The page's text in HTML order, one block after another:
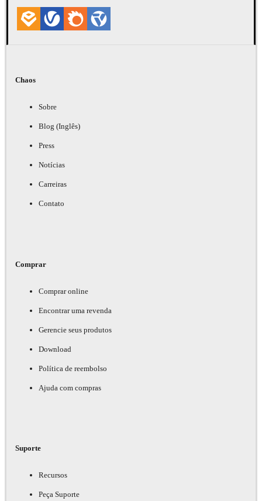
Chaos
Sobre
Blog (Inglês)
Press
Notícias
Carreiras
Contato
Comprar
Comprar online
Encontrar uma revenda
Gerencie seus produtos
Download
Política de reembolso
Ajuda com compras
Suporte
Recursos
Peça Suporte